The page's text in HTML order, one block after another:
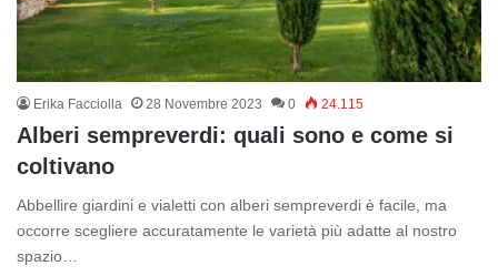
Erika Facciolla 28 Novembre 2023 0 24.115
Alberi sempreverdi: quali sono e come si
coltivano
Abbellire giardini e vialetti con alberi sempreverdi è facile, ma
occorre scegliere accuratamente le varietà più adatte al nostro
spazio…